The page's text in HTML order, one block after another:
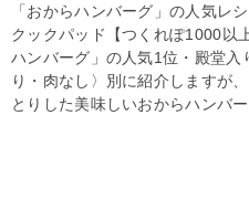
「おからハンバーグ」の人気レ
クックパッド【つくれぽ1000以
ハンバーグ」の人気1位・殿堂
り・肉なし〉別に紹介しますが
とりした美味しいおからハンバ